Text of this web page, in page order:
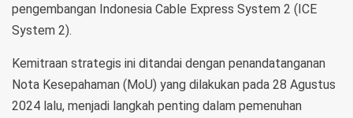
pengembangan Indonesia Cable Express System 2 (ICE
System 2).
Kemitraan strategis ini ditandai dengan penandatanganan
Nota Kesepahaman (MoU) yang dilakukan pada 28 Agustus
2024 lalu, menjadi langkah penting dalam pemenuhan